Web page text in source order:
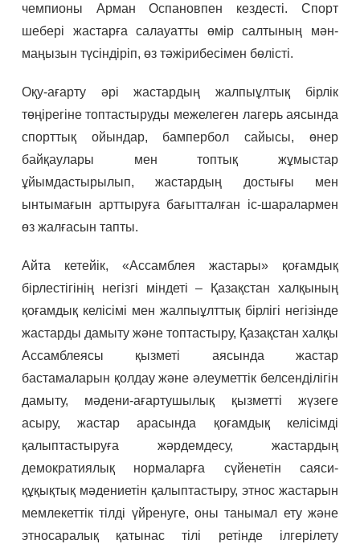
чемпионы Арман Оспановпен кездесті. Спорт
шебері жастарға салауатты өмір салтының мән-
маңызын түсіндіріп, өз тәжірибесімен бөлісті.
Оқу-ағарту әрі жастардың жалпыұлтық бірлік
төңірегіне топтастыруды межелеген лагерь аясында
спорттық ойындар, бампербол сайысы, өнер
байқаулары мен топтық жұмыстар
ұйымдастырылып, жастардың достығы мен
ынтымағын арттыруға бағытталған іс-шаралармен
өз жалғасын тапты.
Айта кетейік, «Ассамблея жастары» қоғамдық
бірлестігінің негізгі міндеті – Қазақстан халқының
қоғамдық келісімі мен жалпыұлттық бірлігі негізінде
жастарды дамыту және топтастыру, Қазақстан халқы
Ассамблеясы қызметі аясында жастар
бастамаларын қолдау және әлеуметтік белсенділігін
дамыту, мәдени-ағартушылық қызметті жүзеге
асыру, жастар арасында қоғамдық келісімді
қалыптастыруға жәрдемдесу, жастардың
демократиялық нормаларға сүйенетін саяси-
құқықтық мәдениетін қалыптастыру, этнос жастарын
мемлекеттік тілді үйренуге, оны танымал ету және
этносаралық қатынас тілі ретінде ілгерілету